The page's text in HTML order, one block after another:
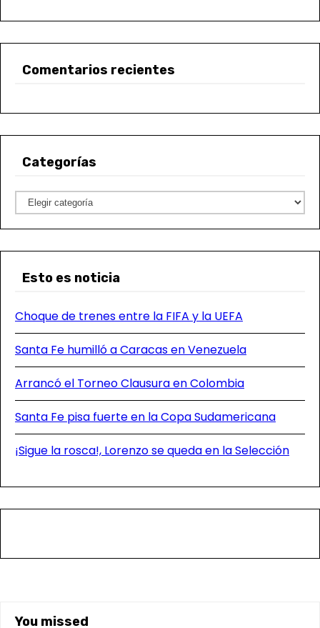
Comentarios recientes
Categorías
a
r
a
s
Esto es noticia
Choque de trenes entre la FIFA y la UEFA
Santa Fe humilló a Caracas en Venezuela
Arrancó el Torneo Clausura en Colombia
Santa Fe pisa fuerte en la Copa Sudamericana
¡Sigue la rosca!, Lorenzo se queda en la Selección
You missed